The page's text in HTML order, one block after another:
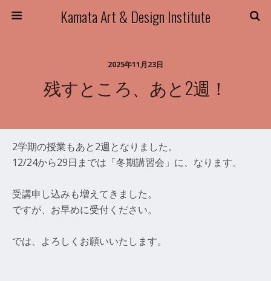
Kamata Art & Design Institute
2025年11月23日
残すところ、あと2週！
2学期の授業もあと2週となりました。
12/24から29日までは「冬期講習会」に、なります。
受講申し込みも増えてきました。
ですが、お早めに受付ください。
では、よろしくお願いいたします。